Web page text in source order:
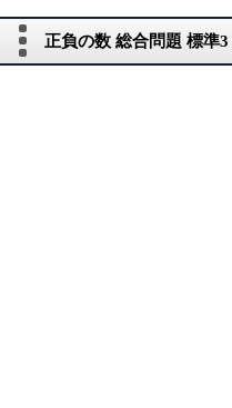
正負の数 総合問題 標準3